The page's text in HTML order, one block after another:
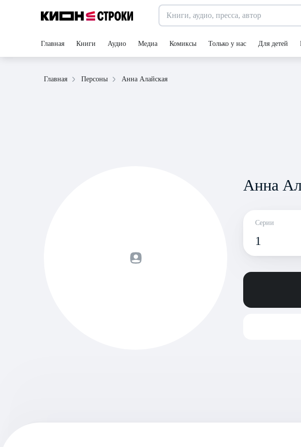
Главная Книги Аудио Медиа Комиксы Только у нас Для детей
Главная Персоны Анна Алайская
Анна
Серии
1